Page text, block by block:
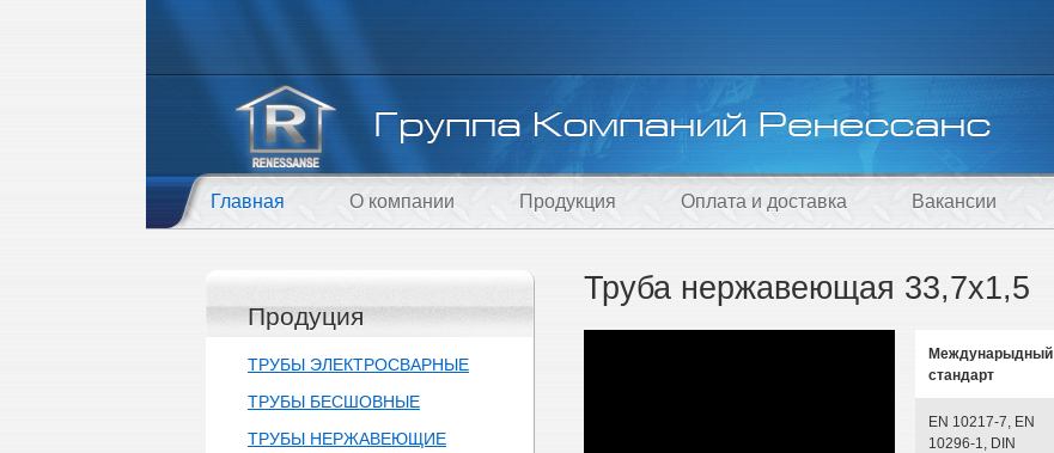
Главная О компании Продукция Оплата и доставка Вакансии
Продуция
ТРУБЫ ЭЛЕКТРОСВАРНЫЕ
ТРУБЫ БЕСШОВНЫЕ
ТРУБЫ НЕРЖАВЕЮЩИЕ
Труба нержавеющая 33,7х1,5
Междунарыдный
стандарт
EN 10217-7, EN
10296-1, DIN